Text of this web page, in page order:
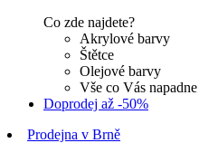
Co zde najdete?
Akrylové barvy
Štětce
Olejové barvy
Vše co Vás napadne
Doprodej až -50%
Prodejna v Brně